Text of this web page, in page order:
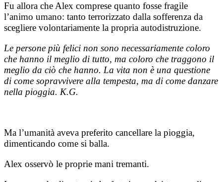
Fu allora che Alex comprese quanto fosse fragile
l’animo umano: tanto terrorizzato dalla sofferenza da
scegliere volontariamente la propria autodistruzione.
Le persone più felici non sono necessariamente coloro
che hanno il meglio di tutto, ma coloro che traggono il
meglio da ciò che hanno. La vita non è una questione
di come sopravvivere alla tempesta, ma di come danzare
nella pioggia. K.G.
Ma l’umanità aveva preferito cancellare la pioggia,
dimenticando come si balla.
Alex osservò le proprie mani tremanti.